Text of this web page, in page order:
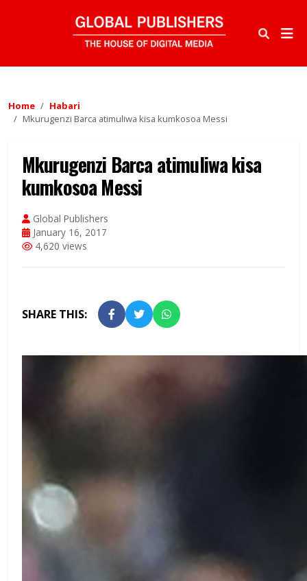
Home
Habari
Mkurugenzi Barca atimuliwa kisa kumkosoa Messi
Mkurugenzi Barca atimuliwa kisa
kumkosoa Messi
Global Publishers
January 16, 2017
4,620 views
SHARE THIS: